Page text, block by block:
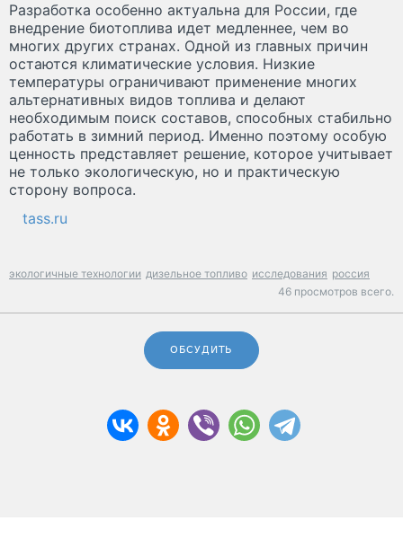
Разработка особенно актуальна для России, где
внедрение биотоплива идет медленнее, чем во
многих других странах. Одной из главных причин
остаются климатические условия. Низкие
температуры ограничивают применение многих
альтернативных видов топлива и делают
необходимым поиск составов, способных стабильно
работать в зимний период. Именно поэтому особую
ценность представляет решение, которое учитывает
не только экологическую, но и практическую
сторону вопроса.
tass.ru
экологичные технологии дизельное топливо исследования россия
46 просмотров всего.
ОБСУДИТЬ